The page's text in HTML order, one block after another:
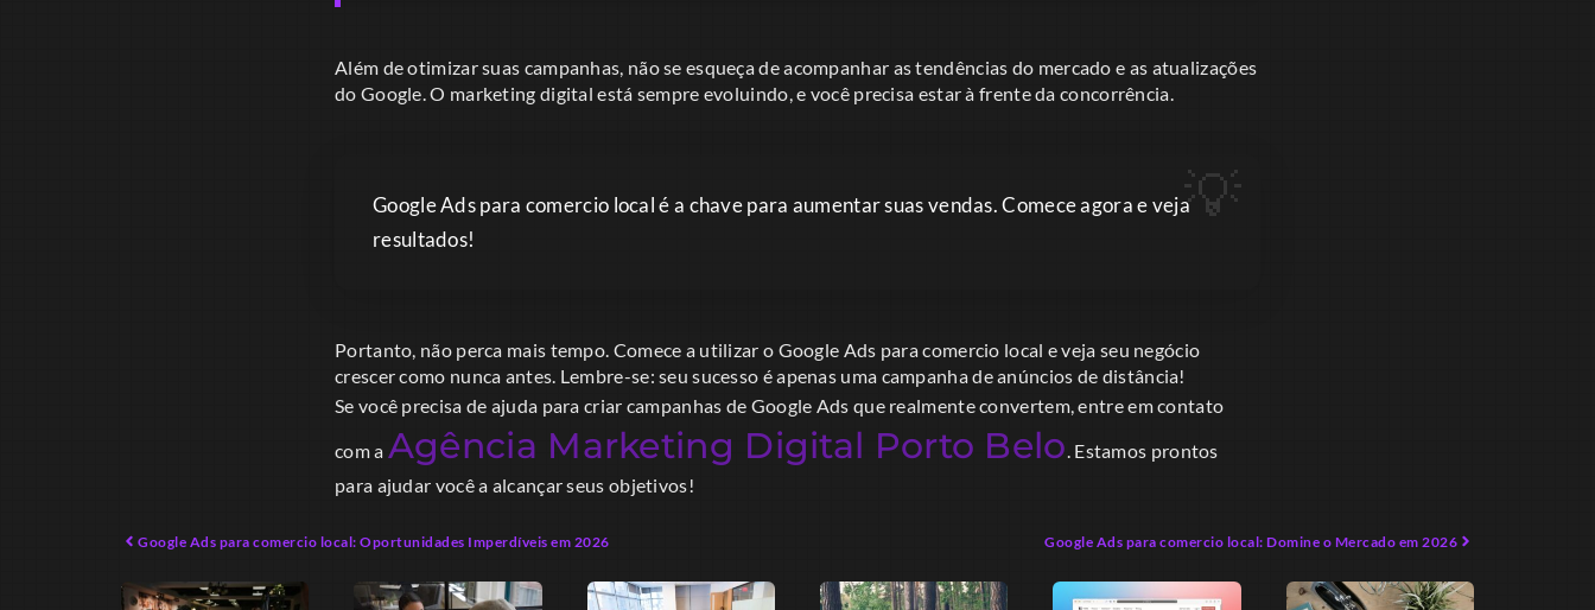
Além de otimizar suas campanhas, não se esqueça de acompanhar as tendências do mercado e as atualizações
do Google. O marketing digital está sempre evoluindo, e você precisa estar à frente da concorrência.
Google Ads para comercio local é a chave para aumentar suas vendas. Comece agora e veja
resultados!
Portanto, não perca mais tempo. Comece a utilizar o Google Ads para comercio local e veja seu negócio
crescer como nunca antes. Lembre-se: seu sucesso é apenas uma campanha de anúncios de distância!
Se você precisa de ajuda para criar campanhas de Google Ads que realmente convertem, entre em contato
com a Agência Marketing Digital Porto Belo. Estamos prontos
para ajudar você a alcançar seus objetivos!
Google Ads para comercio local: Oportunidades Imperdíveis em 2026 Google Ads para comercio local: Domine o Mercado em 2026